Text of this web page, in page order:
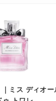
ミス ディオ